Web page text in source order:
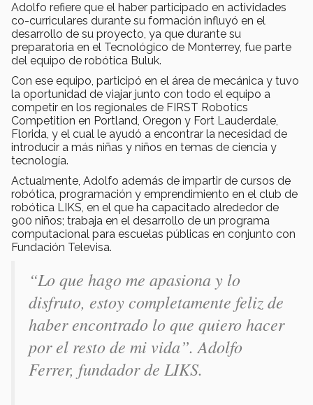
Adolfo refiere que el haber participado en actividades
co-curriculares durante su formación influyó en el
desarrollo de su proyecto, ya que durante su
preparatoria en el Tecnológico de Monterrey, fue parte
del equipo de robótica Buluk.
Con ese equipo, participó en el área de mecánica y tuvo
la oportunidad de viajar junto con todo el equipo a
competir en los regionales de FIRST Robotics
Competition en Portland, Oregon y Fort Lauderdale,
Florida, y el cual le ayudó a encontrar la necesidad de
introducir a más niñas y niños en temas de ciencia y
tecnología.
Actualmente, Adolfo además de impartir de cursos de
robótica, programación y emprendimiento en el club de
robótica LIKS, en el que ha capacitado alrededor de
900 niños; trabaja en el desarrollo de un programa
computacional para escuelas públicas en conjunto con
Fundación Televisa.
“Lo que hago me apasiona y lo
disfruto, estoy completamente feliz de
haber encontrado lo que quiero hacer
por el resto de mi vida”. Adolfo
Ferrer, fundador de LIKS.